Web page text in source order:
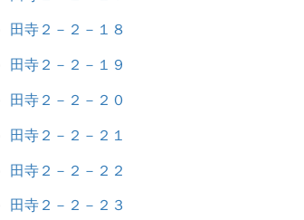
田寺２－２－１８
田寺２－２－１９
田寺２－２－２０
田寺２－２－２１
田寺２－２－２２
田寺２－２－２３